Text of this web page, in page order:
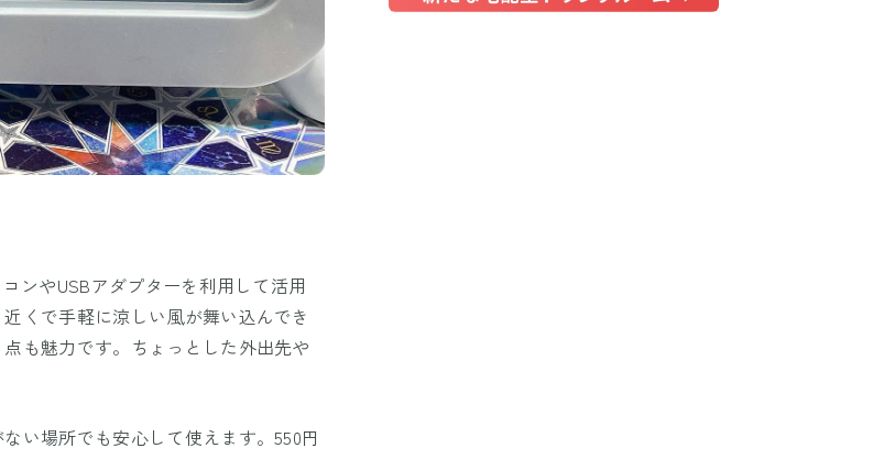
ンやUSBアダプターを利用して活用
くで手軽に涼しい風が舞い込んでき
も魅力です。ちょっとした外出先や
い場所でも安心して使えます。550円